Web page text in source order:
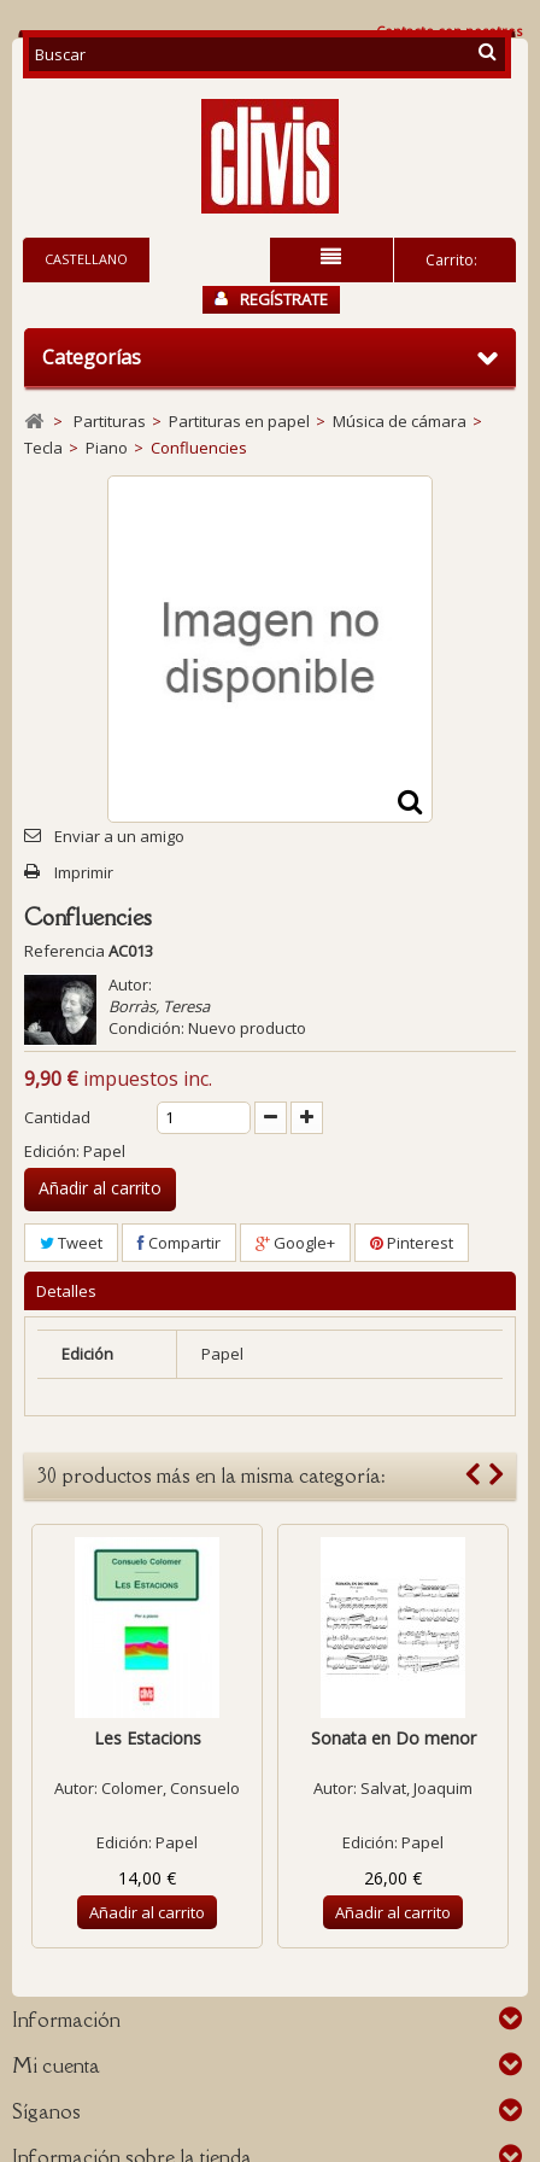
Contacte con nosotros
Carrito:
CASTELLANO
REGÍSTRATE
Categorías
> Partituras > Partituras en papel > Música de cámara >
Tecla > Piano > Confluencies
Enviar a un amigo
Imprimir
Confluencies
Referencia AC013
Autor:
Borràs, Teresa
Condición: Nuevo producto
9,90 € impuestos inc.
Cantidad
Edición: Papel
Añadir al carrito
Tweet Compartir Google+ Pinterest
Detalles
Edición Papel
30 productos más en la misma categoría:
Les Estacions
Autor: Colomer, Consuelo
Edición: Papel
14,00 €
Añadir al carrito
Sonata en Do menor
Autor: Salvat, Joaquim
Edición: Papel
26,00 €
Añadir al carrito
Información
Mi cuenta
Síganos
Información sobre la tienda